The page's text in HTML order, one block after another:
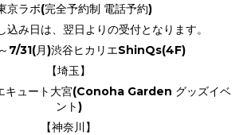
京ラボ(完全予約制 電話予約)
み日は、翌日よりの受付となります。
7/31(月)渋谷ヒカリエShinQs(4F)
【埼玉】
キュート大宮(Conoha Garden グッズイベ
ント)
【神奈川】